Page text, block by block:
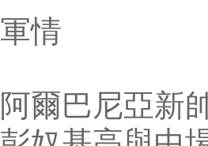
軍情
阿爾巴尼亞新